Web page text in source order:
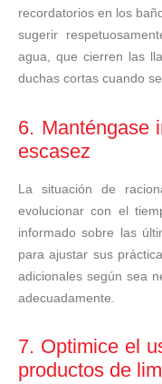
recordatorios en los
sugerir
agua, que cierren las
duchas cortas cuando
6. Manténgase
escasez
La situación de
evolucionar con el
informado sobre las
para ajustar sus
adicionales según sea
adecuadamente.
7. Optimice el
productos de